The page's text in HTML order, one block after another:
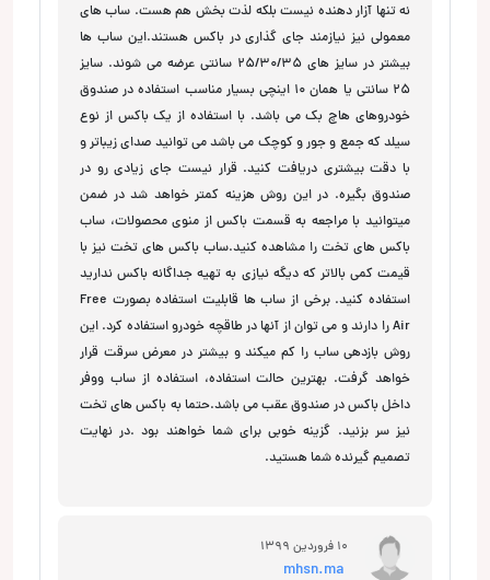
نه تنها آزار دهنده نیست بلکه لذت بخش هم هست. ساب های
معمولی نیز نیازمند جای گذاری در باکس هستند.این ساب ها
بیشتر در سایز های 25/30/35 سانتی عرضه می شوند. سایز
25 سانتی یا همان 10 اینچی بسیار مناسب استفاده در صندوق
خودروهای هاچ بک می باشد. با استفاده از یک باکس از نوع
سیلد که جمع و جور و کوچک می باشد می توانید صدای زیباتر و
با دقت بیشتری دریافت کنید. قرار نیست جای زیادی رو در
صندوق بگیره. در این روش هزینه کمتر خواهد شد در ضمن
میتوانید با مراجعه به قسمت باکس از منوی محصولات، ساب
باکس های تخت را مشاهده کنید.ساب باکس های تخت نیز با
قیمت کمی بالاتر که دیگه نیازی به تهیه جداگانه باکس ندارید
استفاده کنید. برخی از ساب ها قابلیت استفاده بصورت Free
Air را دارند و می توان از آنها در طاقچه خودرو استفاده کرد. این
روش بازدهی ساب را کم میکند و بیشتر در معرض سرقت قرار
خواهد گرفت. بهترین حالت استفاده، استفاده از ساب ووفر
داخل باکس در صندوق عقب می باشد.حتما به باکس های تخت
نیز سر بزنید. گزینه خوبی برای شما خواهند بود .در نهایت
تصمیم گیرنده شما هستید.
10 فروردین 1399